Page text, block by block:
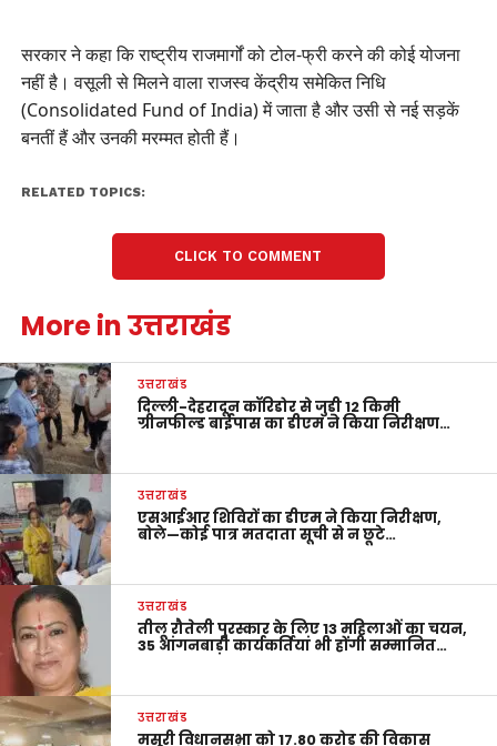
सरकार ने कहा कि राष्ट्रीय राजमार्गों को टोल-फ्री करने की कोई योजना
नहीं है। वसूली से मिलने वाला राजस्व केंद्रीय समेकित निधि
(Consolidated Fund of India) में जाता है और उसी से नई सड़कें
बनतीं हैं और उनकी मरम्मत होती हैं।
RELATED TOPICS:
CLICK TO COMMENT
More in उत्तराखंड
उत्तराखंड
दिल्ली-देहरादून कॉरिडोर से जुड़ी 12 किमी
ग्रीनफील्ड बाईपास का डीएम ने किया निरीक्षण…
उत्तराखंड
एसआईआर शिविरों का डीएम ने किया निरीक्षण,
बोले—कोई पात्र मतदाता सूची से न छूटे…
उत्तराखंड
तीलू रौतेली पुरस्कार के लिए 13 महिलाओं का चयन,
35 आंगनबाड़ी कार्यकर्तियां भी होंगी सम्मानित…
उत्तराखंड
मसूरी विधानसभा को 17.80 करोड़ की विकास